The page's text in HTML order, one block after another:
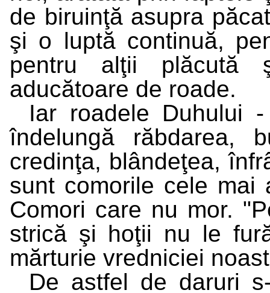
de biruinţă asupra
şi o luptă continuă,
pentru alţii plăcută
aducătoare de roade.
Iar roadele Duhului
îndelungă răbdarea,
credinţa, blândeţea,
sunt comorile cele mai
Comori care nu mor.
strică şi hoţii nu le
mărturie vredniciei
De astfel de daruri